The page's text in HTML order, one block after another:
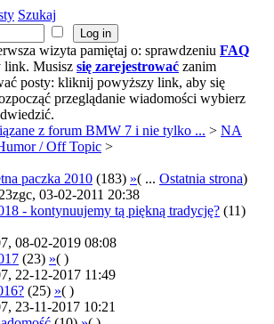
Szukaj
wizyta pamiętaj o: sprawdzeniu FAQ
link. Musisz się zarejestrować zanim
posty: kliknij powyższy link, aby się
przeglądanie wiadomości wybierz
z forum BMW 7 i nie tylko ... > NA
/ Off Topic >
paczka 2010 (183) »( ... Ostatnia strona)
03-02-2011 20:38
- kontynuujemy tą piękną tradycję? (11)
08-02-2019 08:08
(23) »( )
22-12-2017 11:49
(25) »( )
23-11-2017 10:21